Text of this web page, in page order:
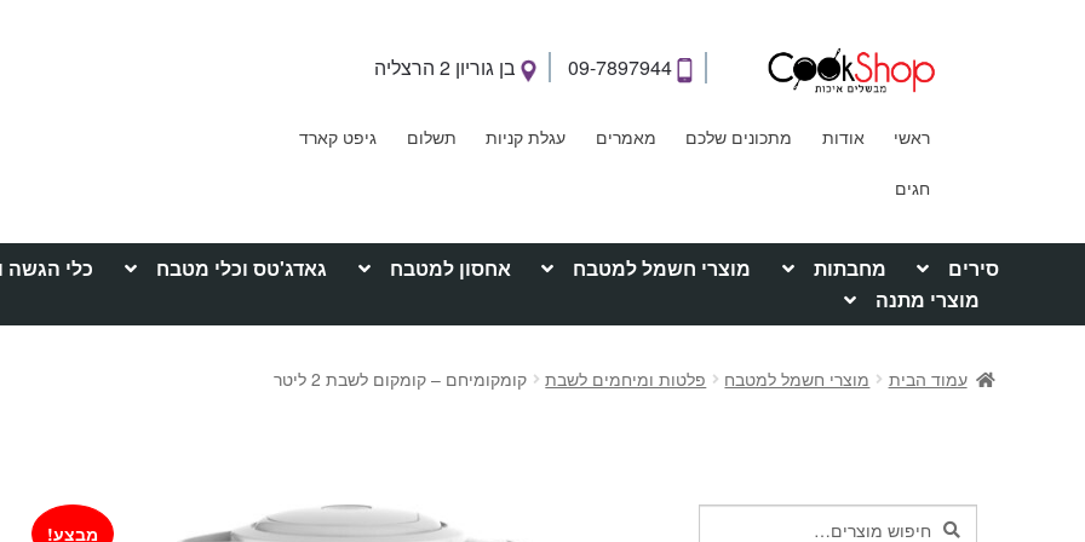
09-7897944 בן גוריון 2 הרצליה
ראשי אודות מתכונים שלכם מאמרים עגלת קניות תשלום גיפט קארד
חגים
סירים מחבתות מוצרי חשמל למטבח אחסון למטבח גאדג'טס וכלי מטבח כלי הגשה
מוצרי מתנה
עמוד הבית מוצרי חשמל למטבח פלטות ומיחמים לשבת קומקומיחם – קומקום לשבת 2 ליטר
מבצע!
חיפושחיפוש